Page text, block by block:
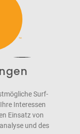
Surf-
Interessen
Einsatz von
und des